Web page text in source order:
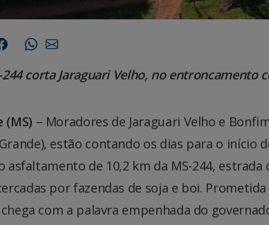
244 corta Jaraguari Velho, no entroncamento
(MS) – Moradores de Jaraguari Velho e
estão contando os dias para o início
asfaltamento de 10,2 km da MS-244,
por fazendas de soja e boi.
com a palavra empenhada do